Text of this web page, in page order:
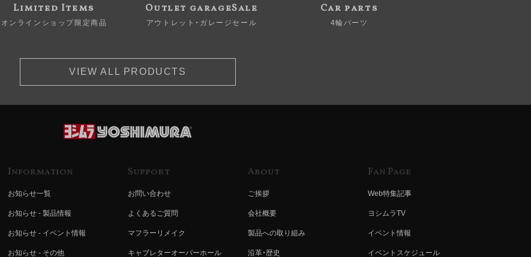
Limited Items
オンラインショップ限定商品
Outlet garageSale
アウトレット・ガレージセール
Car parts
4輪パーツ
VIEW ALL PRODUCTS
Information
お知らせ一覧
お知らせ - 製品情報
お知らせ - イベント情報
お知らせ - その他
Support
お問い合わせ
よくあるご質問
マフラーリメイク
キャブレターオーバーホール
About
ご挨拶
会社概要
製品への取り組み
沿革・歴史
Fan Page
Web特集記事
ヨシムラTV
イベント情報
イベントスケジュール